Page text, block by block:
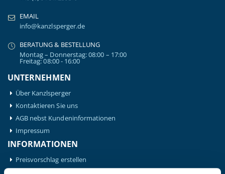
EMAIL
info@kanzlsperger.de
BERATUNG & BESTELLUNG
Montag – Donnerstag: 08:00 – 17:00
Freitag: 08:00 - 16:00
UNTERNEHMEN
Über Kanzlsperger
Kontaktieren Sie uns
AGB nebst Kundeninformationen
Impressum
INFORMATIONEN
Preisvorschlag erstellen